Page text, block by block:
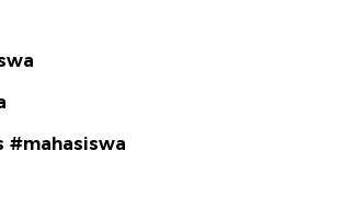
#mahasiswa